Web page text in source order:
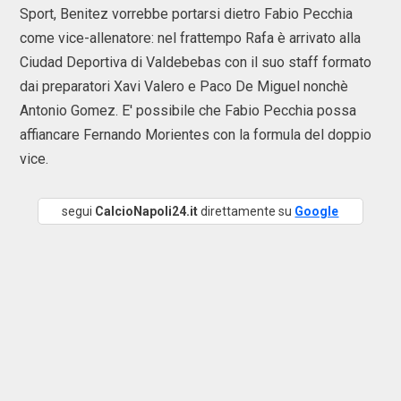
Sport, Benitez vorrebbe portarsi dietro Fabio Pecchia
come vice-allenatore: nel frattempo Rafa è arrivato alla
Ciudad Deportiva di Valdebebas con il suo staff formato
dai preparatori Xavi Valero e Paco De Miguel nonchè
Antonio Gomez. E' possibile che Fabio Pecchia possa
affiancare Fernando Morientes con la formula del doppio
vice.
segui CalcioNapoli24.itdirettamente su Google